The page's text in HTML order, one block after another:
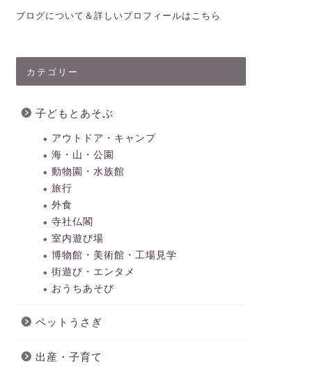
ブログについて＆詳しいプロフィールはこちら
カテゴリー
子どもとあそぶ
アウトドア・キャンプ
海・山・公園
動物園・水族館
旅行
外食
寺社仏閣
室内遊び場
博物館・美術館・工場見学
街遊び・エンタメ
おうちあそび
ペットうさぎ
出産・子育て